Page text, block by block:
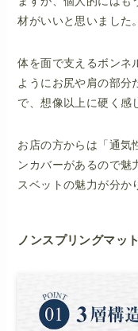
材がいいと思いました。
体を面で支えるボンネ
ようにお尻や肩の部分
で、想像以上に硬く感
お店の方からは「通気
ンカバーがあるので
スベットの魅力が分か
ノンスプリングマッ